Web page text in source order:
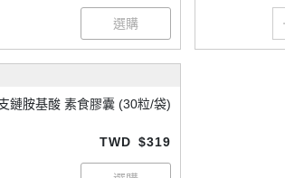
鏈胺基酸 素食膠囊 (30粒/袋)
TWD $319